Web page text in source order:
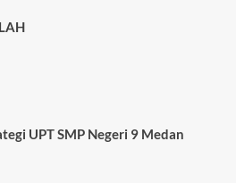
UPT SMP Negeri 9 Medan